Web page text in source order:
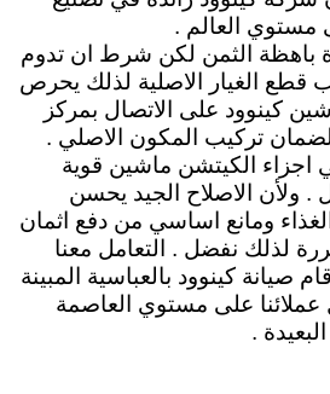
مستوي العالم .
باهظة الثمن لكن شرط ان تدوم
قطع الغيار الاصلية لذلك يحرص
كينوود على الاتصال بمركز
تركيب المكون الاصلي .
اجزاء الكيتشن ماشين قوية
. ولأن الاصلاح الجيد يحسن
الغذاء ومانع اساسي من دفع اثمان
لذلك نفضل . التعامل معنا
كينوود بالعباسية المبينة
عملائنا على مستوي العاصمة
.